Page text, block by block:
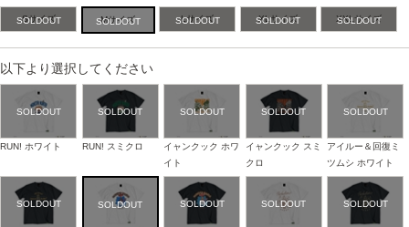
Sサイズ Mサイズ Lサイズ XLサイズ XXLサイズ
以下より選択してください
RUN! ホワイト RUN! スミクロ
イャンクック ホワ
イト
イャンクック スミ
クロ
アイルー＆回復ミ
ツムシ ホワイト